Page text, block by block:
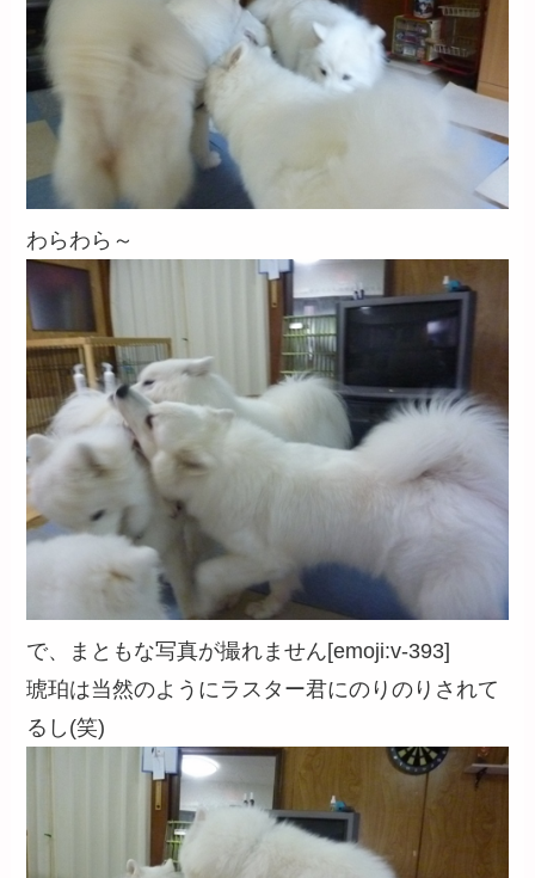
わらわら～
で、まともな写真が撮れません[emoji:v-393]
琥珀は当然のようにラスター君にのりのりされて
るし(笑)